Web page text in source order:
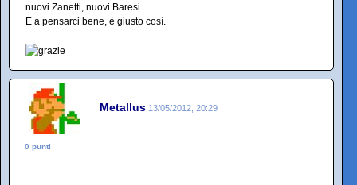
nuovi Zanetti, nuovi Baresi.
E a pensarci bene, è giusto così.
Metallus 13/05/2012, 20:29
0 punti